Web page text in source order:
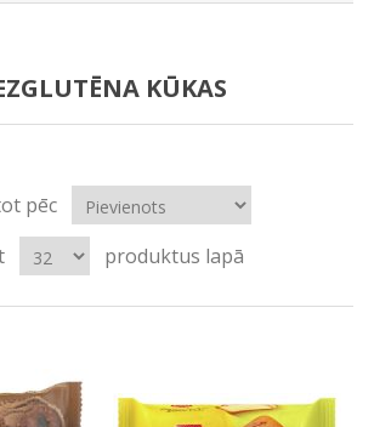
KŪKAS
pēc
produktus lapā